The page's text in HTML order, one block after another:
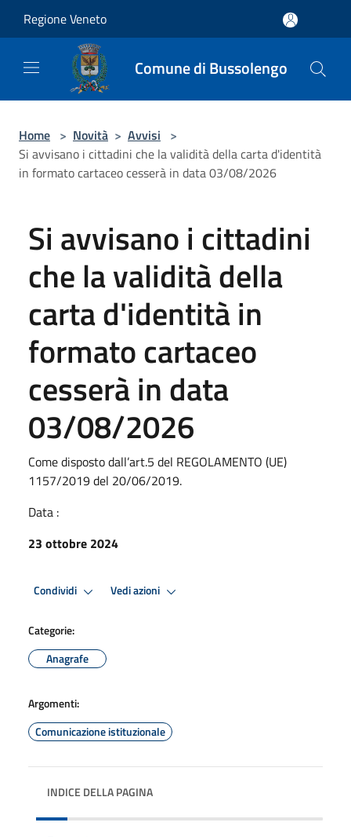
Regione Veneto
Comune di Bussolengo
Home > Novità > Avvisi >
Si avvisano i cittadini che la validità della carta d'identità
in formato cartaceo cesserà in data 03/08/2026
Si avvisano i cittadini
che la validità della
carta d'identità in
formato cartaceo
cesserà in data
03/08/2026
Come disposto dall’art.5 del REGOLAMENTO (UE)
1157/2019 del 20/06/2019.
Data :
23 ottobre 2024
Condividi Vedi azioni
Categorie:
Anagrafe
Argomenti:
Comunicazione istituzionale
INDICE DELLA PAGINA